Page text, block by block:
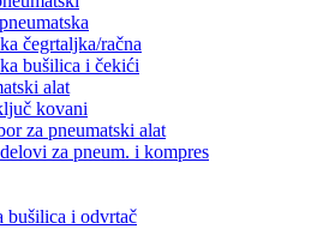
čegrtaljka/račna
bušilica i čekići
alat
kovani
za pneumatski alat
za pneum. i kompres
bušilica i odvrtač